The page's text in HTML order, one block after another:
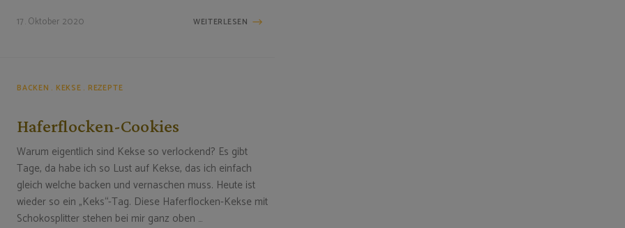
17. Oktober 2020 WEITERLESEN
BACKEN KEKSE REZEPTE
Haferflocken-Cookies
Warum eigentlich sind Kekse so verlockend? Es gibt
Tage, da habe ich so Lust auf Kekse, das ich einfach
gleich welche backen und vernaschen muss. Heute ist
wieder so ein „Keks“-Tag. Diese Haferflocken-Kekse mit
Schokosplitter stehen bei mir ganz oben …